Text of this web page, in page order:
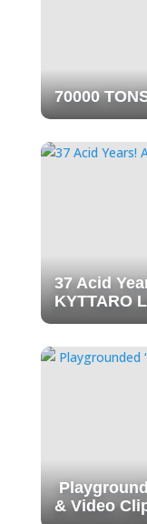
70000
37 Acid
KYTTARO
& Video